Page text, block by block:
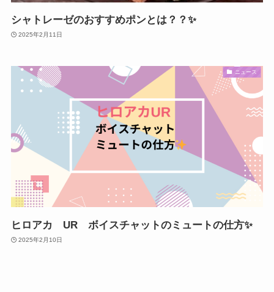
シャトレーゼのおすすめポンとは？？✨️
2025年2月11日
ニュース
ヒロアカ UR ボイスチャットのミュートの仕方✨️
2025年2月10日